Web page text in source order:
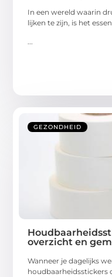
In een wereld waarin
lijken te zijn, is het
...
GEZONDHEID
overzicht en
Wanneer je dagelijks
houdbaarheidsstickers